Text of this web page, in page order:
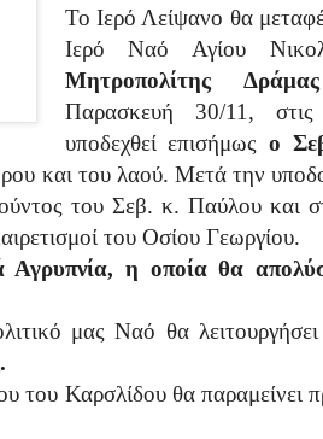
Το Ιερό Λείψανο θα
Ιερό Ναό Αγίου
Μητροπολίτης
Παρασκευή 30/11,
υποδεχθεί επισήμωςο
και του λαού. Μετά την
του Σεβ. κ. Παύλου και
του Οσίου Γεωργίου.
Αγρυπνία, η οποία θα
μας Ναό θα λειτουργήσει
του Καρσλίδου θα παραμείνει